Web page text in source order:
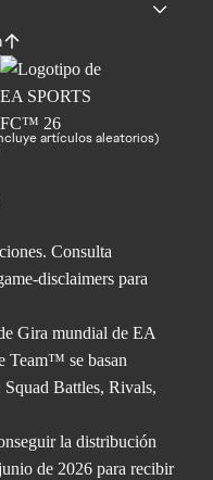
artículos aleatorios)
Consulta
disclaimers para
Gira mundial de EA
Team™ se basan
Squad Battles, Rivals,
la distribución
de 2026 para recibir